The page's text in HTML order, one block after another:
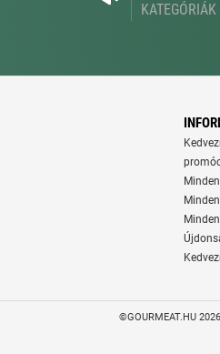
KATEGÓRIÁK
©GOURMEAT.HU 2026